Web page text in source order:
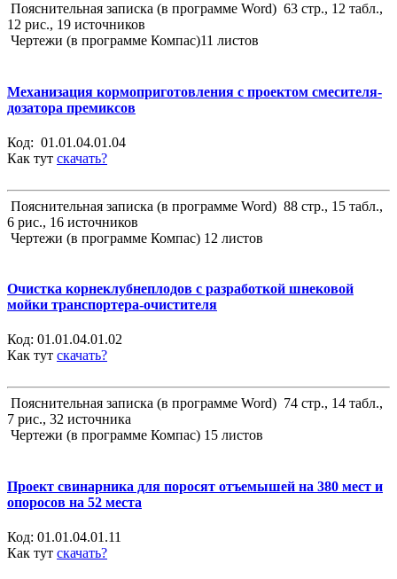
Пояснительная записка (в программе Word) 63 стр., 12 табл.,
12 рис., 19 источников
Чертежи (в программе Компас)11 листов
Механизация кормоприготовления с проектом смесителя-
дозатора премиксов
Код: 01.01.04.01.04
Как тут скачать?
Пояснительная записка (в программе Word) 88 стр., 15 табл.,
6 рис., 16 источников
Чертежи (в программе Компас) 12 листов
Очистка корнеклубнеплодов с разработкой шнековой
мойки транспортера-очистителя
Код: 01.01.04.01.02
Как тут скачать?
Пояснительная записка (в программе Word) 74 стр., 14 табл.,
7 рис., 32 источника
Чертежи (в программе Компас) 15 листов
Проект свинарника для поросят отъемышей на 380 мест и
опоросов на 52 места
Код: 01.01.04.01.11
Как тут скачать?